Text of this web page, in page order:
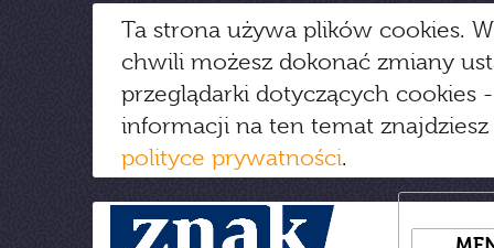
Ta strona używa plików cookies.
chwili możesz dokonać zmiany
przeglądarki dotyczących cookies
informacji na ten temat
polityce prywatności.